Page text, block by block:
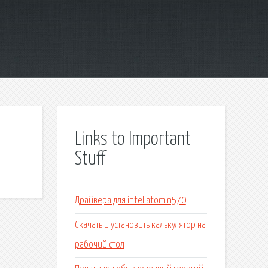
Links to Important
Stuff
Драйвера для intel atom n570
Скачать и установить калькулятор на
рабочий стол